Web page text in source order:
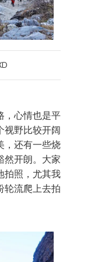
，心情也是平
视野比较开阔
，还有一些烧
然开朗。大家
拍照，尤其我
轮流爬上去拍